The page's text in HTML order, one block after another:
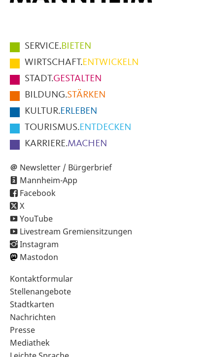
Hauptmenüpunkte
im
Fußbereich
der
Seite
SERVICE.BIETEN
WIRTSCHAFT.ENTWICKELN
STADT.GESTALTEN
BILDUNG.STÄRKEN
KULTUR.ERLEBEN
TOURISMUS.ENTDECKEN
KARRIERE.MACHEN
Newsletter / Bürgerbrief
Mannheim-App
Facebook
X
YouTube
Livestream Gremiensitzungen
Instagram
Mastodon
Sekundärnavigation
im
Fußbereich
Kontaktformular
Stellenangebote
Stadtkarten
Nachrichten
Presse
Mediathek